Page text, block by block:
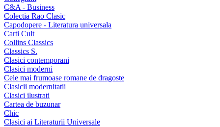
C&A - Business
Colectia Rao Clasic
Capodopere - Literatura universala
Carti Cult
Collins Classics
Classics S.
Clasici contemporani
Clasici moderni
Cele mai frumoase romane de dragoste
Clasicii modernitatii
Clasici ilustrati
Cartea de buzunar
Chic
Clasici ai Literaturii Universale